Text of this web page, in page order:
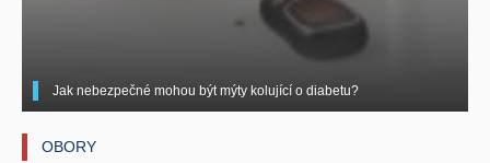
Jak nebezpečné mohou být mýty kolující o diabetu?
OBORY